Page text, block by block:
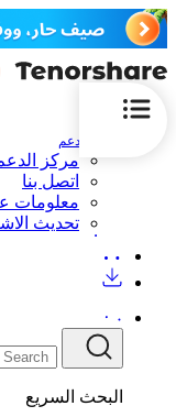
الدعم
مركز
اتصل بنا
معلومات
تحديث
البحث السريع